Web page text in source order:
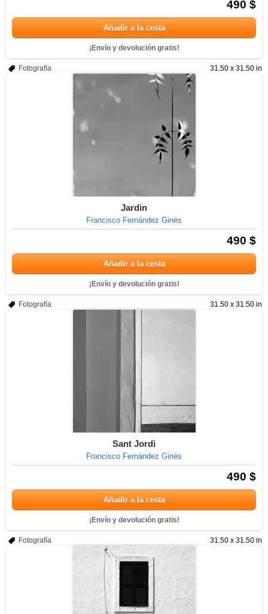
490 $
Añadir a la cesta
¡Envío y devolución gratis!
31.50 x 31.50 in
Fotografía
Jardin
Francisco Fernández Ginés
490 $
Añadir a la cesta
¡Envío y devolución gratis!
31.50 x 31.50 in
Fotografía
Sant Jordi
Francisco Fernández Ginés
490 $
Añadir a la cesta
¡Envío y devolución gratis!
31.50 x 31.50 in
Fotografía